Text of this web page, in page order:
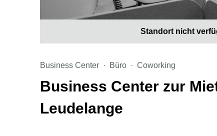
Standort nicht
Business Center Büro Coworking
Business Center zur
Leudelange